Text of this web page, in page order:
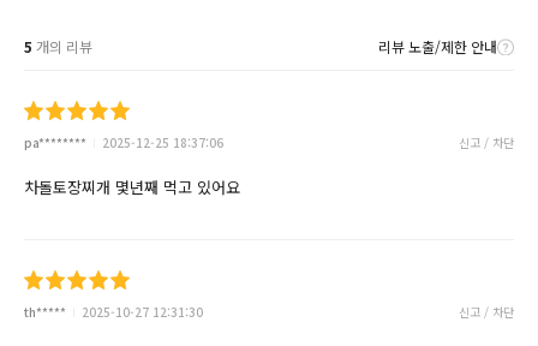
5 개의 리뷰 리뷰 노출/제한 안내
pa******** 2025-12-25 18:37:06 신고 / 차단
차돌토장찌개 몇년째 먹고 있어요
th***** 2025-10-27 12:31:30 신고 / 차단